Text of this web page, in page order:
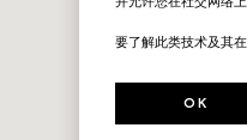
要了解此类技术及其
OK